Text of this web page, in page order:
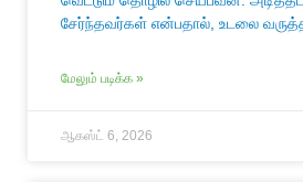
சேர்ந்தவர்கள் என்பதால், உடலை
மேலும் படிக்க »
ஆகஸ்ட் 6, 2026